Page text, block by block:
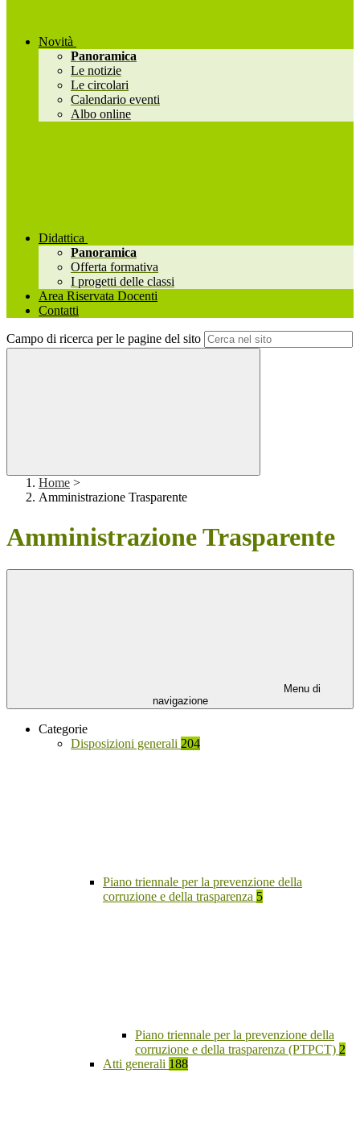
Novità
Panoramica
Le notizie
Le circolari
Calendario eventi
Albo online
Didattica
Panoramica
Offerta formativa
I progetti delle classi
Area Riservata Docenti
Contatti
Campo di ricerca per le pagine del sito
Home >
Amministrazione Trasparente
Amministrazione Trasparente
Menu di
navigazione
Categorie
Disposizioni generali 204
Piano triennale per la prevenzione della
corruzione e della trasparenza 5
Piano triennale per la prevenzione della
corruzione e della trasparenza (PTPCT) 2
Atti generali 188